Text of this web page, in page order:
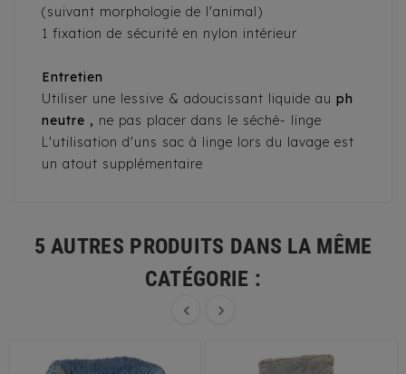
(suivant morphologie de l'animal)
1 fixation de sécurité en nylon intérieur
Entretien
Utiliser une lessive & adoucissant liquide au ph
neutre , ne pas placer dans le séché- linge
L'utilisation d'uns sac à linge lors du lavage est
un atout supplémentaire
5 AUTRES PRODUITS DANS LA MÊME
CATÉGORIE :
 